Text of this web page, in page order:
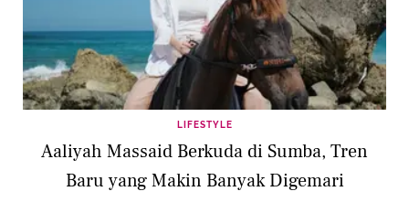
LIFESTYLE
Aaliyah Massaid Berkuda di Sumba, Tren
Baru yang Makin Banyak Digemari